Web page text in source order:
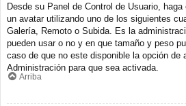
Desde su Panel de Control de Usuario, haga
un avatar utilizando uno de los siguientes
Galería, Remoto o Subida. Es la
pueden usar o no y en que tamaño y peso
caso de que no este disponible la opción de
Administración para que sea activada.
Arriba